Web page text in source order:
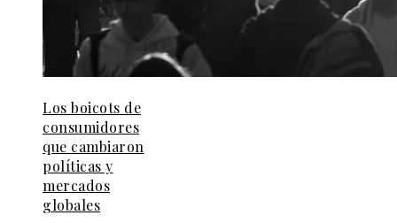
Los boicots de
consumidores
que cambiaron
políticas y
mercados
globales